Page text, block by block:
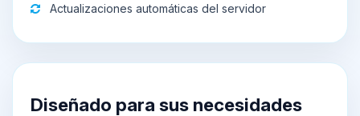
Actualizaciones automáticas del servidor
Diseñado para sus necesidades